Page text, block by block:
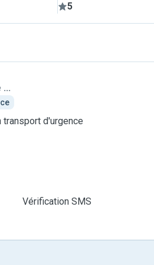
5
d'urgence
Vérification SMS